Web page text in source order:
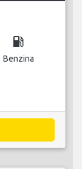
local_gas_station
Benzina